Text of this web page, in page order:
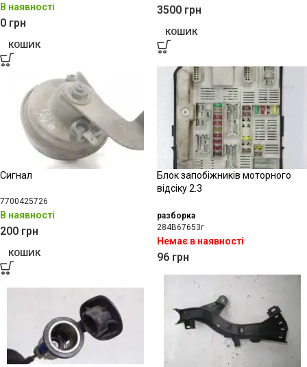
В наявності
0 грн
КОШИК
3500 грн
КОШИК
Сигнал
7700425726
В наявності
200 грн
КОШИК
Блок запобіжників моторного
відсіку 2.3
разборка
284B67653r
Немає в наявності
96 грн